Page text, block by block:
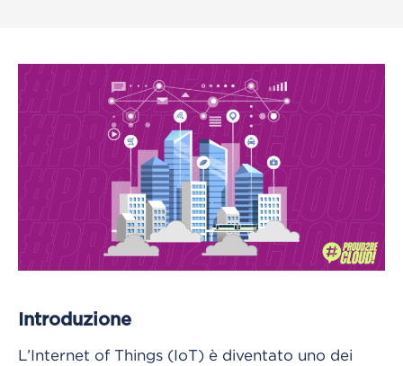
Introduzione
L’Internet of Things (IoT) è diventato uno dei